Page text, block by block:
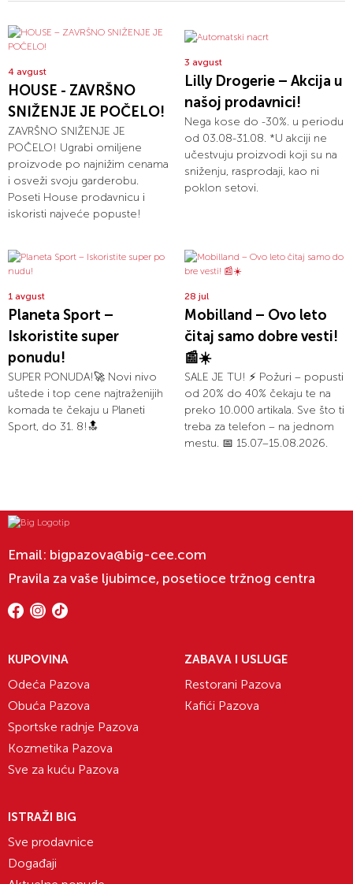
4 avgust
HOUSE - ZAVRŠNO
SNIŽENJE JE POČELO!
ZAVRŠNO SNIŽENJE JE
POČELO! Ugrabi omiljene
proizvode po najnižim cenama
i osveži svoju garderobu.
Poseti House prodavnicu i
iskoristi najveće popuste!
3 avgust
Lilly Drogerie – Akcija u
našoj prodavnici!
Nega kose do -30%. u periodu
od 03.08-31.08. *U akciji ne
učestvuju proizvodi koji su na
sniženju, rasprodaji, kao ni
poklon setovi.
1 avgust
Planeta Sport –
Iskoristite super
ponudu!
SUPER PONUDA!🚀 Novi nivo
uštede i top cene najtraženijih
komada te čekaju u Planeti
Sport, do 31. 8!🔝
28 jul
Mobilland – Ovo leto
čitaj samo dobre vesti!
📰☀️
SALE JE TU! ⚡ Požuri – popusti
od 20% do 40% čekaju te na
preko 10.000 artikala. Sve što ti
treba za telefon – na jednom
mestu. 📅 15.07–15.08.2026.
Email: bigpazova@big-cee.com
Pravila za vaše ljubimce, posetioce tržnog centra
KUPOVINA
Odeća Pazova
Obuća Pazova
Sportske radnje Pazova
Kozmetika Pazova
Sve za kuću Pazova
ZABAVA I USLUGE
Restorani Pazova
Kafići Pazova
ISTRAŽI BIG
Sve prodavnice
Događaji